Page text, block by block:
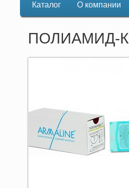
Основная
навигация
Каталог О компании
ПОЛИАМИД-К